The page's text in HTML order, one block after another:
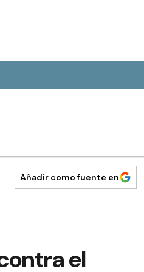
Añadir como fuente en
el